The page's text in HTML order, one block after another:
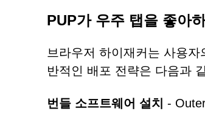
PUP가 우주 탭을 좋아
브라우저 하이재커는 사용
반적인 배포 전략은 다음과
번들 소프트웨어 설치 -